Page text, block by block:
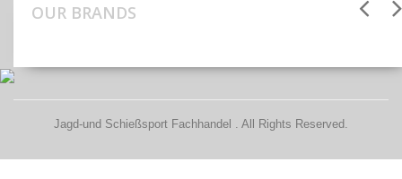
OUR BRANDS
Jagd-und Schießsport Fachhandel . All Rights Reserved.